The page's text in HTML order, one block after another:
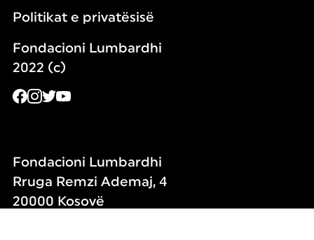
Politikat e privatësisë
Fondacioni Lumbardhi
2022 (c)
Fondacioni Lumbardhi
Rruga Remzi Ademaj, 4
20000 Kosovë